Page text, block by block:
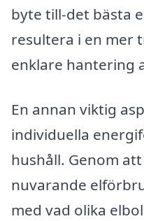
byte till-det bästa
resultera i en mer
enklare hantering
En annan viktig
individuella
hushåll. Genom
nuvarande
med vad olika